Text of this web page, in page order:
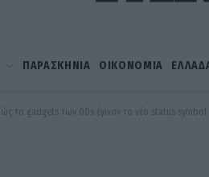
ΠΑΡΑΣΚΗΝΙΑ ΟΙΚΟΝΟΜΙΑ
τα gadgets των 00s έγιναν το νέο status symbol